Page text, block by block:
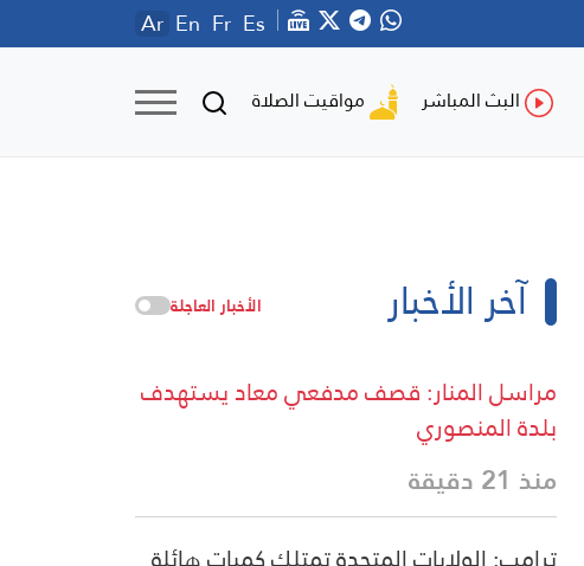
Ar En Fr Es
البث المباشر مواقيت الصلاة
آخر الأخبار الأخبار العاجلة
مراسل المنار: قصف مدفعي معاد يستهدف
بلدة المنصوري
منذ 21 دقيقة